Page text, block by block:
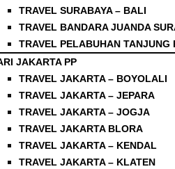
TRAVEL SURABAYA – BALI
TRAVEL BANDARA JUANDA
TRAVEL PELABUHAN TANJUNG
JAKARTA PP
TRAVEL JAKARTA – BOYOLALI
TRAVEL JAKARTA – JEPARA
TRAVEL JAKARTA – JOGJA
TRAVEL JAKARTA BLORA
TRAVEL JAKARTA – KENDAL
TRAVEL JAKARTA – KLATEN